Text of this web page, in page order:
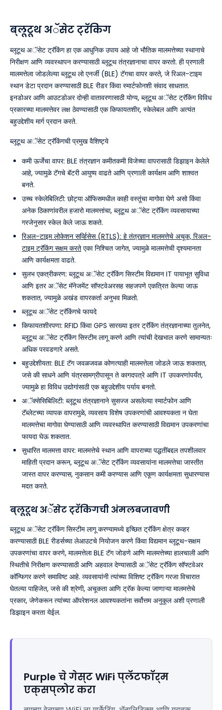
ब्लूटूथ अॅसेट ट्रॅकिंग
ब्लूटूथ अॅसेट ट्रॅकिंग हा एक आधुनिक उपाय आहे जो भौतिक मालमत्तेच्या स्थानाचे
निरीक्षण आणि व्यवस्थापन करण्यासाठी ब्लूटूथ तंत्रज्ञानाचा वापर करतो. ही प्रणाली
मालमत्तेला जोडलेल्या ब्लूटूथ लो एनर्जी (BLE) टॅगचा वापर करते, जे रिअल-टाइम
स्थान डेटा प्रदान करण्यासाठी BLE रीडर किंवा स्मार्टफोनशी संवाद साधतात.
इनडोअर आणि आउटडोअर दोन्ही वातावरणासाठी योग्य, ब्लूटूथ अॅसेट ट्रॅकिंग विविध
प्रकारच्या मालमत्तेवर लक्ष ठेवण्यासाठी एक किफायतशीर, स्केलेबल आणि अत्यंत
बहुउद्देशीय मार्ग प्रदान करते.
ब्लूटूथ अॅसेट ट्रॅकिंगची प्रमुख वैशिष्ट्ये
कमी ऊर्जेचा वापर: BLE तंत्रज्ञान कमीतकमी विजेच्या वापरासाठी डिझाइन केलेले
आहे, ज्यामुळे टॅगचे बॅटरी आयुष्य वाढते आणि प्रणाली कार्यक्षम आणि शाश्वत
बनते.
उच्च स्केलेबिलिटी: छोट्या ऑफिसमधील काही वस्तूंचा मागोवा घेणे असो किंवा
अनेक ठिकाणांवरील हजारो मालमत्तांचा, ब्लूटूथ अॅसेट ट्रॅकिंग व्यवसायाच्या
गरजेनुसार स्केल केले जाऊ शकते.
रिअल-टाइम लोकेशन सर्व्हिसेस (RTLS): हे तंत्रज्ञान मालमत्तेचे अचूक, रिअल-
टाइम ट्रॅकिंग सक्षम करते एका निश्चित जागेत, ज्यामुळे मालमत्तेची दृश्यमानता
आणि कार्यक्षमता वाढते.
सुलभ एकत्रीकरण: ब्लूटूथ अॅसेट ट्रॅकिंग सिस्टीम विद्यमान IT पायाभूत सुविधा
आणि इतर अॅसेट मॅनेजमेंट सॉफ्टवेअरसह सहजपणे एकत्रित केल्या जाऊ
शकतात, ज्यामुळे अखंड वापरकर्ता अनुभव मिळतो.
ब्लूटूथ अॅसेट ट्रॅकिंगचे फायदे
किफायतशीरपणा: RFID किंवा GPS सारख्या इतर ट्रॅकिंग तंत्रज्ञानाच्या तुलनेत,
ब्लूटूथ अॅसेट ट्रॅकिंग सिस्टीम लागू करणे आणि त्यांची देखभाल करणे सामान्यतः
अधिक परवडणारे असते.
बहुउद्देशीयता: BLE टॅग जवळजवळ कोणत्याही मालमत्तेला जोडले जाऊ शकतात,
जसे की साधने आणि यंत्रसामग्रीपासून ते कागदपत्रे आणि IT उपकरणांपर्यंत,
ज्यामुळे हा विविध उद्योगांसाठी एक बहुउद्देशीय पर्याय बनतो.
अॅक्सेसिबिलिटी: ब्लूटूथ तंत्रज्ञानाने सुसज्ज असलेल्या स्मार्टफोन आणि
टॅब्लेटच्या व्यापक वापरामुळे, व्यवसाय विशेष उपकरणांची आवश्यकता न घेता
मालमत्तेचा मागोवा घेण्यासाठी आणि व्यवस्थापित करण्यासाठी विद्यमान उपकरणांचा
फायदा घेऊ शकतात.
सुधारित मालमत्ता वापर: मालमत्तेचे स्थान आणि वापराच्या पद्धतींबद्दल तपशीलवार
माहिती प्रदान करून, ब्लूटूथ अॅसेट ट्रॅकिंग व्यवसायांना मालमत्तेचा जास्तीत
जास्त वापर करण्यास, नुकसान कमी करण्यास आणि एकूण कार्यक्षमता सुधारण्यास
मदत करते.
ब्लूटूथ अॅसेट ट्रॅकिंगची अंमलबजावणी
ब्लूटूथ अॅसेट ट्रॅकिंग सिस्टीम लागू करण्यामध्ये इच्छित ट्रॅकिंग क्षेत्र कव्हर
करण्यासाठी BLE रीडर्सच्या लेआउटचे नियोजन करणे किंवा विद्यमान ब्लूटूथ-सक्षम
उपकरणांचा वापर करणे, मालमत्तेला BLE टॅग जोडणे आणि मालमत्तेच्या हालचाली आणि
स्थितीचे निरीक्षण करण्यासाठी आणि अहवाल देण्यासाठी अॅसेट ट्रॅकिंग सॉफ्टवेअर
कॉन्फिगर करणे समाविष्ट आहे. व्यवसायांनी त्यांच्या विशिष्ट ट्रॅकिंग गरजा विचारात
घेतल्या पाहिजेत, जसे की श्रेणी, अचूकता आणि ट्रॅक केल्या जाणाऱ्या मालमत्तेचे
प्रकार, जेणेकरून त्यांच्या ऑपरेशनल आवश्यकतांना सर्वोत्तम अनुकूल अशी प्रणाली
डिझाइन करता येईल.
Purple चे गेस्ट WiFi प्लॅटफॉर्म
एक्सप्लोर करा